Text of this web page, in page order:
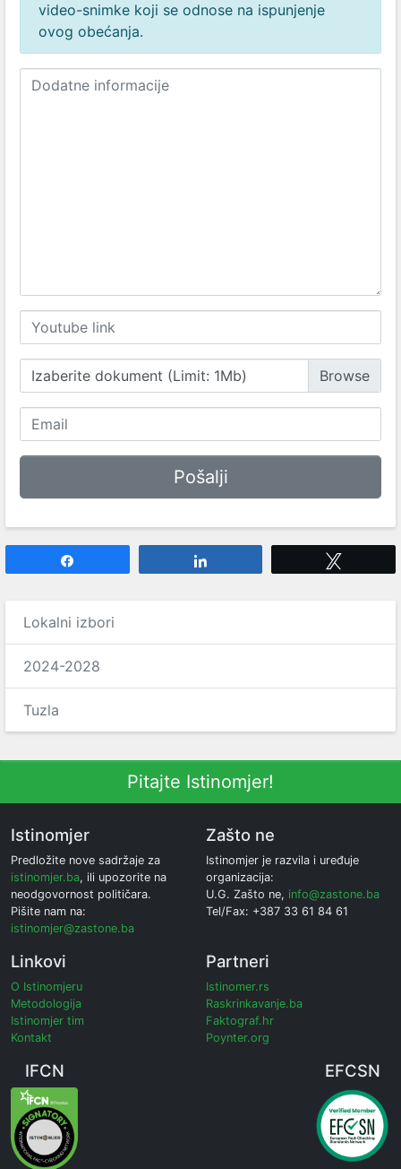
video-snimke koji se odnose na ispunjenje
ovog obećanja.
Izaberite dokument (Limit: 1Mb)
Lokalni izbori
2024-2028
Tuzla
Pitajte Istinomjer!
Istinomjer
Predložite nove sadržaje za
istinomjer.ba, ili upozorite na
neodgovornost političara.
Pišite nam na:
istinomjer@zastone.ba
Zašto ne
Istinomjer je razvila i uređuje
organizacija:
U.G. Zašto ne, info@zastone.ba
Tel/Fax: +387 33 61 84 61
Linkovi
O Istinomjeru
Metodologija
Istinomjer tim
Kontakt
Partneri
Istinomer.rs
Raskrinkavanje.ba
Faktograf.hr
Poynter.org
IFCN EFCSN